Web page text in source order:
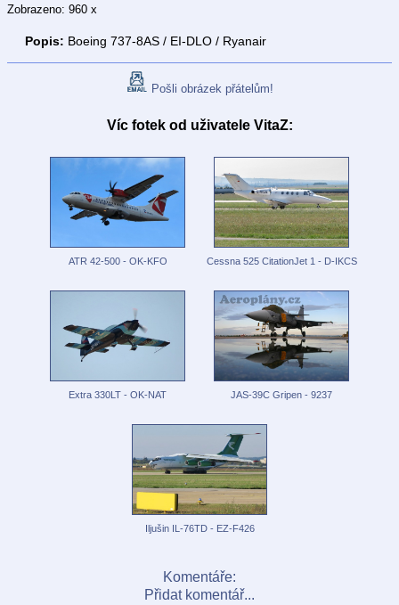
Zobrazeno: 960 x
Popis: Boeing 737-8AS / EI-DLO / Ryanair
Pošli obrázek přátelům!
Víc fotek od uživatele VitaZ:
ATR 42-500 - OK-KFO Cessna 525 CitationJet 1 - D-IKCS
Extra 330LT - OK-NAT JAS-39C Gripen - 9237
Iljušin IL-76TD - EZ-F426
Komentáře:
Přidat komentář...